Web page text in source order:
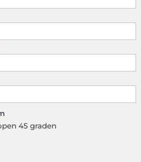
45 graden